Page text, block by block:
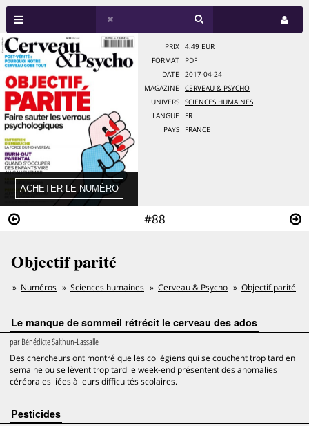
#88
PRIX
4.49 EUR
FORMAT
PDF
DATE
2017-04-24
MAGAZINE
CERVEAU & PSYCHO
UNIVERS
SCIENCES HUMAINES
LANGUE
FR
PAYS
FRANCE
Objectif parité
Numéros Sciences humaines Cerveau & Psycho Objectif parité
Le manque de sommeil rétrécit le cerveau des ados
parBénédicte Salthun-Lassalle
Des chercheurs ont montré que les collégiens qui se couchent trop tard en
semaine ou se lèvent trop tard le week-end présentent des anomalies
cérébrales liées à leurs difficultés scolaires.
Pesticides